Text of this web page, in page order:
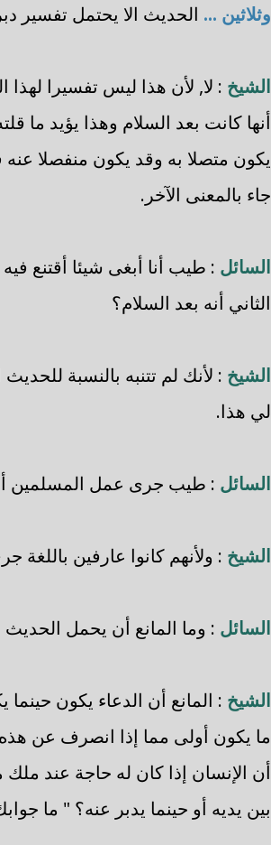
وثلاثين ... الحديث الا يحتمل تفسير
الشيخ : لا, لأن هذا ليس تفسيرا لهذا
أنها كانت بعد السلام وهذا يؤيد
يكون متصلا به وقد يكون منفصلا عنه
جاء بالمعنى الآخر.
السائل : طيب أنا أبغى شيئا أقتنع
الثاني أنه بعد السلام؟
الشيخ : لأنك لم تتنبه بالنسبة
لي هذا.
السائل : طيب جرى عمل المسلمين
الشيخ : ولأنهم كانوا عارفين باللغة
السائل : وما المانع أن يحمل
الشيخ : المانع أن الدعاء يكون
ما يكون أولى مما إذا انصرف عن هذه
أن الإنسان إذا كان له حاجة عند ملك
بين يديه أو حينما يدبر عنه؟ " ما